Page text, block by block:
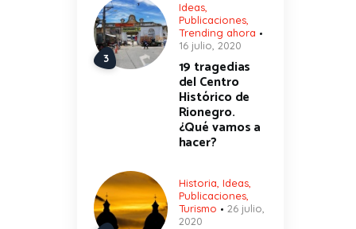
Ideas,
Publicaciones,
Trending ahora
16 julio, 2020
19 tragedias
del Centro
Histórico de
Rionegro.
¿Qué vamos a
hacer?
Historia, Ideas,
Publicaciones,
Turismo
26 julio,
2020